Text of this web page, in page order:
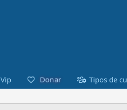
Donar Tipos de